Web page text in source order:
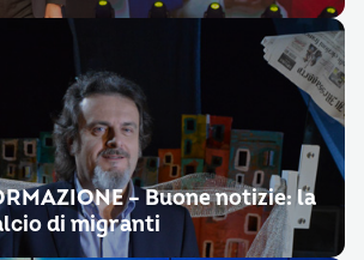
– Buone notizie: la
di migranti